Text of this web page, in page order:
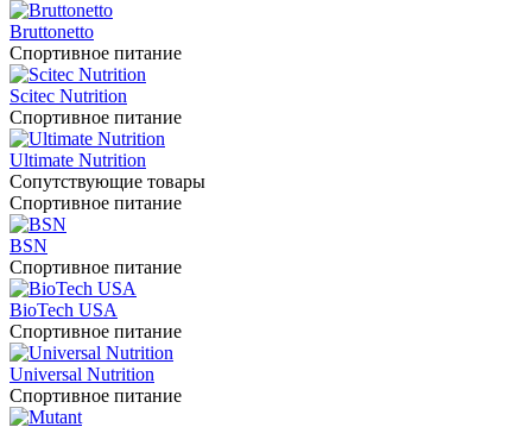
Bruttonetto
Спортивное питание
Scitec Nutrition
Спортивное питание
Ultimate Nutrition
Сопутствующие товары
Спортивное питание
BSN
Спортивное питание
BioTech USA
Спортивное питание
Universal Nutrition
Спортивное питание